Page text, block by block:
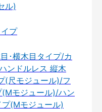
ル)
プ
･横木目タイプ/カ
ンドルレス 縦木
(尺モジュール)/フ
モジュール)/ハン
プ(Mモジュール)